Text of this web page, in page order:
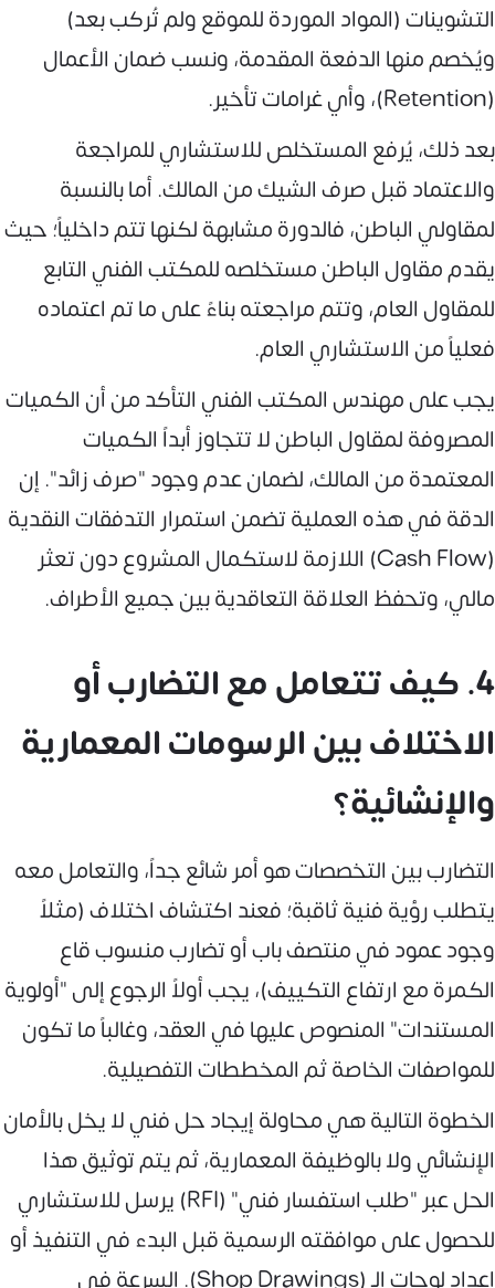
التشوينات (المواد الموردة للموقع ولم تُركب بعد)
ويُخصم منها الدفعة المقدمة، ونسب ضمان الأعمال
(Retention)، وأي غرامات تأخير.
بعد ذلك، يُرفع المستخلص للاستشاري للمراجعة
والاعتماد قبل صرف الشيك من المالك. أما بالنسبة
لمقاولي الباطن، فالدورة مشابهة لكنها تتم داخلياً؛ حيث
يقدم مقاول الباطن مستخلصه للمكتب الفني التابع
للمقاول العام، وتتم مراجعته بناءً على ما تم اعتماده
فعلياً من الاستشاري العام.
يجب على مهندس المكتب الفني التأكد من أن الكميات
المصروفة لمقاول الباطن لا تتجاوز أبداً الكميات
المعتمدة من المالك، لضمان عدم وجود "صرف زائد". إن
الدقة في هذه العملية تضمن استمرار التدفقات النقدية
(Cash Flow) اللازمة لاستكمال المشروع دون تعثر
مالي، وتحفظ العلاقة التعاقدية بين جميع الأطراف.
4. كيف تتعامل مع التضارب أو
الاختلاف بين الرسومات المعمارية
والإنشائية؟
التضارب بين التخصصات هو أمر شائع جداً، والتعامل معه
يتطلب رؤية فنية ثاقبة؛ فعند اكتشاف اختلاف (مثلاً
وجود عمود في منتصف باب أو تضارب منسوب قاع
الكمرة مع ارتفاع التكييف)، يجب أولاً الرجوع إلى "أولوية
المستندات" المنصوص عليها في العقد، وغالباً ما تكون
للمواصفات الخاصة ثم المخططات التفصيلية.
الخطوة التالية هي محاولة إيجاد حل فني لا يخل بالأمان
الإنشائي ولا بالوظيفة المعمارية، ثم يتم توثيق هذا
الحل عبر "طلب استفسار فني" (RFI) يرسل للاستشاري
للحصول على موافقته الرسمية قبل البدء في التنفيذ أو
إعداد لوحات الـ (Shop Drawings). السرعة في